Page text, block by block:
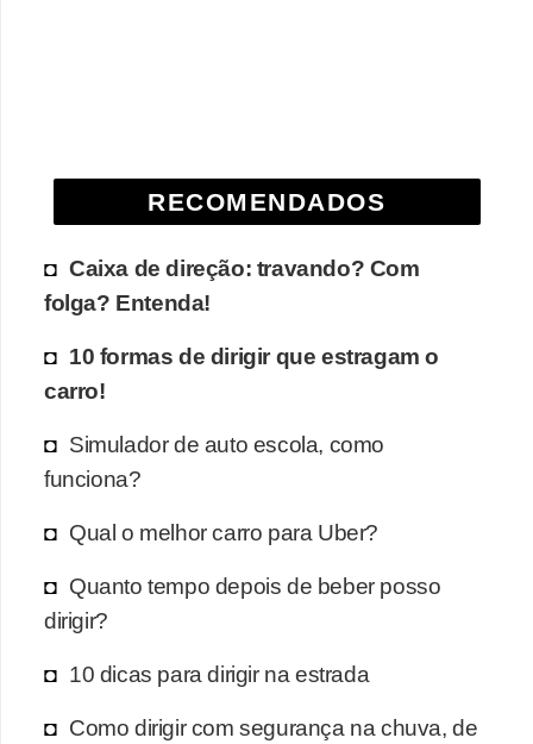
RECOMENDADOS
Caixa de direção: travando? Com
folga? Entenda!
10 formas de dirigir que estragam o
carro!
Simulador de auto escola, como
funciona?
Qual o melhor carro para Uber?
Quanto tempo depois de beber posso
dirigir?
10 dicas para dirigir na estrada
Como dirigir com segurança na chuva, de